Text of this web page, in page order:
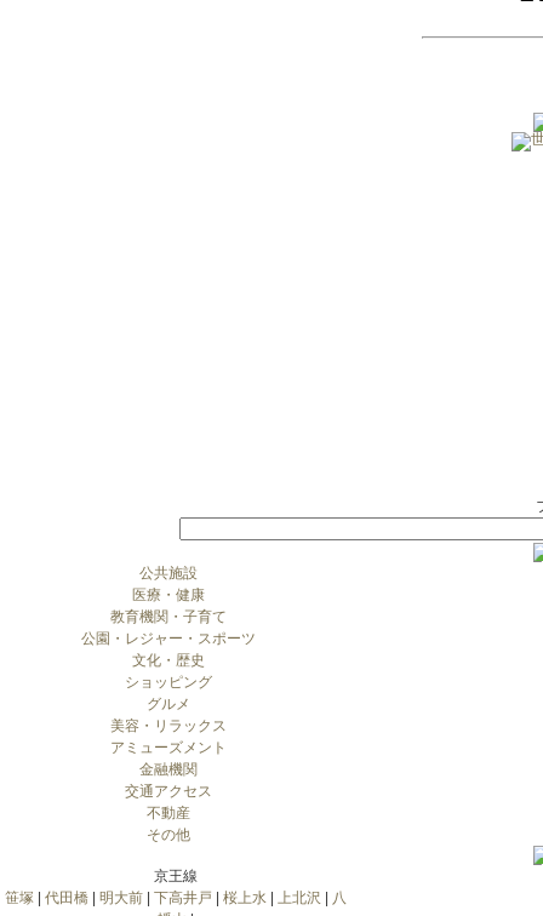
公共施設
医療・健康
教育機関・子育て
公園・レジャー・スポーツ
文化・歴史
ショッピング
グルメ
美容・リラックス
アミューズメント
金融機関
交通アクセス
不動産
その他
京王線
笹塚
代田橋 明大前 下高井戸 桜上水 上北沢
八